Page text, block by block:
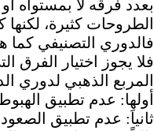
بعدد فرقه لا بمستواه
الطروحات كثيرة،
فالدوري التصنيفي كما
فلا يجوز اختيار الفرق
المربع الذهبي لدوري
أولها: عدم تطبيق
ثانياَ: عدم تطبيق